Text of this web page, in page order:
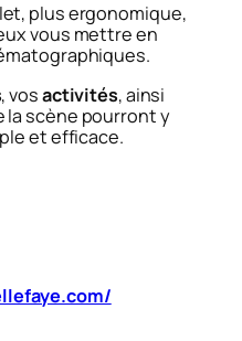
plus ergonomique,
vous mettre en
, vosactivités, ainsi
la scène pourront y
et efficace.